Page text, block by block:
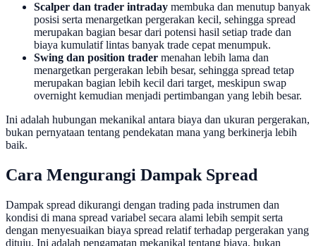
Scalper dan trader intraday membuka dan menutup banyak
posisi serta menargetkan pergerakan kecil, sehingga spread
merupakan bagian besar dari potensi hasil setiap trade dan
biaya kumulatif lintas banyak trade cepat menumpuk.
Swing dan position trader menahan lebih lama dan
menargetkan pergerakan lebih besar, sehingga spread tetap
merupakan bagian lebih kecil dari target, meskipun swap
overnight kemudian menjadi pertimbangan yang lebih besar.
Ini adalah hubungan mekanikal antara biaya dan ukuran pergerakan,
bukan pernyataan tentang pendekatan mana yang berkinerja lebih
baik.
Cara Mengurangi Dampak Spread
Dampak spread dikurangi dengan trading pada instrumen dan
kondisi di mana spread variabel secara alami lebih sempit serta
dengan menyesuaikan biaya spread relatif terhadap pergerakan yang
dituju. Ini adalah pengamatan mekanikal tentang biaya, bukan